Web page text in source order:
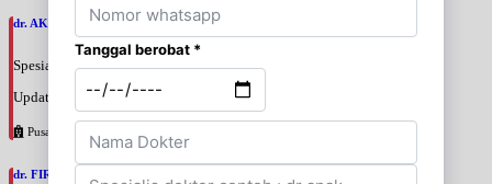
dr. AKBARI WAHYUDI KUSUMAH, SpU
Spesialis: Bedah Urologi
Update terakhir: 2026-08-06 18:38:38
Pusat Pertamina
dr. FIRTANTYO ADI SYAHPUTRA, SpU